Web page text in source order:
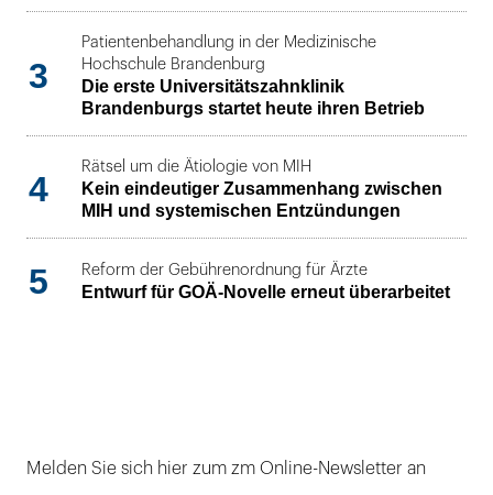
3
Patientenbehandlung in der Medizinische
Hochschule Brandenburg
Die erste Universitätszahnklinik
Brandenburgs startet heute ihren Betrieb
4
Rätsel um die Ätiologie von MIH
Kein eindeutiger Zusammenhang zwischen
MIH und systemischen Entzündungen
5 Reform der Gebührenordnung für Ärzte
Entwurf für GOÄ-Novelle erneut überarbeitet
Melden Sie sich hier zum zm Online-Newsletter an